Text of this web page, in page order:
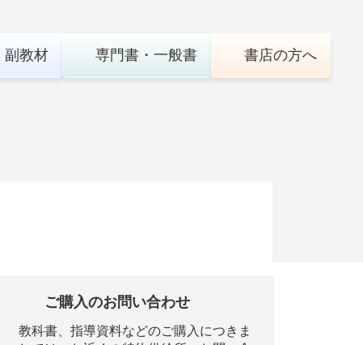
副教材 専門書・ 一般書 書店の方へ
ご購入のお問い合わせ
教科書、指導資料などのご購入につきま